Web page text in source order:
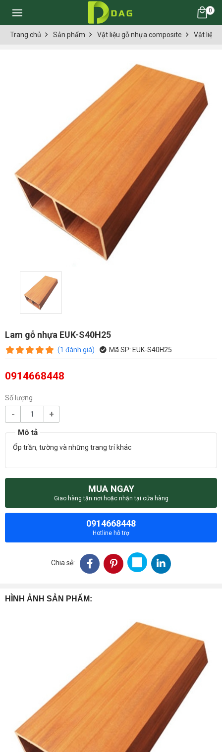
0
Trang chủ Sản phẩm Vật liệu gỗ nhựa composite Vật liệu
Lam gỗ nhựa EUK-S40H25
(1 đánh giá) Mã SP: EUK-S40H25
0914668448
Số lượng
- +
Ốp trần, tường và những trang trí khác
MUA NGAY
Giao hàng tận nơi hoặc nhận tại cửa hàng
0914668448
Hotline hỗ trợ
Chia sẻ:
HÌNH ẢNH SẢN PHẨM: